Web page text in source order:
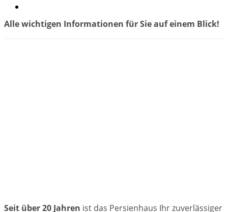
Alle wichtigen Informationen für Sie auf einem Blick!
Seit über 20 Jahren ist das Persienhaus Ihr zuverlässiger